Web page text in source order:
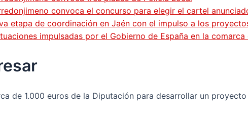
convoca el concurso para elegir el cartel
etapa de coordinación en Jaén con el impulso a los
impulsadas por el Gobierno de España en la comarca